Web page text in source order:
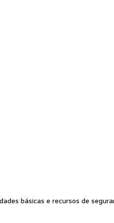
básicas e recursos de